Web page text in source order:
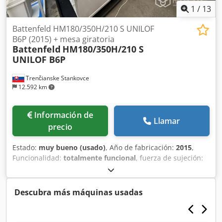
1 / 13
Trenčianske Stankovce
12.592 km
Battenfeld HM180/350H/210 S UNILOF
B6P (2015) + mesa giratoria
Battenfeld HM180/350H/210 S
UNILOF B6P
Información de
precio
Llamar
Estado: muy bueno (usado), Año de fabricación: 2015,
Funcionalidad: totalmente funcional, fuerza de sujeción:
, M025 — Wittmann Battenfeld Wittmann
Battenfeld HM 180/350H/210S* (-) UNIDAD DE CIERRE •
Fuerza de cierre: 180 t • Prensado: NO • Peso máx. del
molde: - kg • Peso máx. del molde por placa: 700 kg • Área
de sujeción (An x Al): 570 x 520 mm • Altura mínima del
molde: 355 mm • Altura máxima del molde: x mm • Carrera
Descubra más máquinas usadas